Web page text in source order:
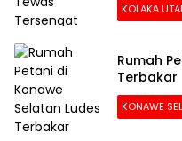
KOLAKA
Rumah
Terbakar
KONAWE